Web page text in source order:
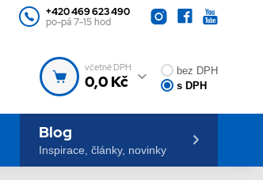
+420 469 623 490
po-pá 7-15 hod
včetně DPH
0,0 Kč
bez DPH
s DPH
Blog
Inspirace, články, novinky